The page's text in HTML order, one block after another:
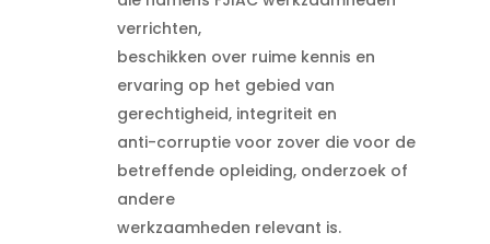
verrichten,
beschikken over ruime kennis en
ervaring op het gebied van
gerechtigheid, integriteit en
anti-corruptie voor zover die voor de
betreffende opleiding, onderzoek of
andere
werkzaamheden relevant is.